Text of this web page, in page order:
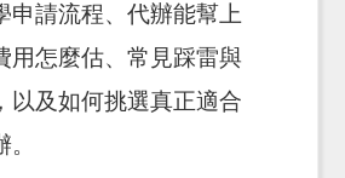
申請流程、代辦能幫上
用怎麼估、常見踩雷與
以及如何挑選真正適合